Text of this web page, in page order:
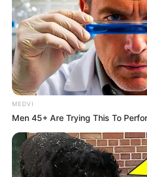
MEDVI
Men 45+ Are Trying This To